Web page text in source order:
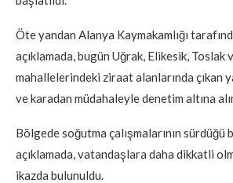
Öte yandan Alanya Kaymakamlığı
açıklamada, bugün Uğrak, Elikesik, Toslak
mahallelerindeki ziraat alanlarında çıkan
ve karadan müdahaleyle denetim altına
Bölgede soğutma çalışmalarının sürdüğü
açıklamada, vatandaşlara daha dikkatli
ikazda bulunuldu.